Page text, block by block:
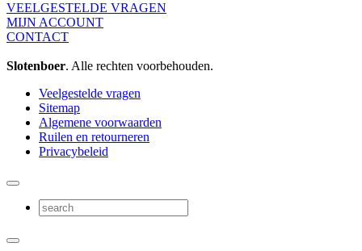
VEELGESTELDE VRAGEN
MIJN ACCOUNT
CONTACT
Slotenboer. Alle rechten voorbehouden.
Veelgestelde vragen
Sitemap
Algemene voorwaarden
Ruilen en retourneren
Privacybeleid